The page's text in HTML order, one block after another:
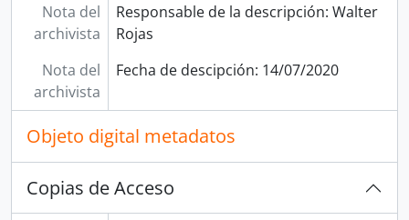
Nota del
archivista
Responsable de la descripción: Walter
Rojas
Nota del
archivista
Fecha de descipción: 14/07/2020
Objeto digital metadatos
Copias de Acceso